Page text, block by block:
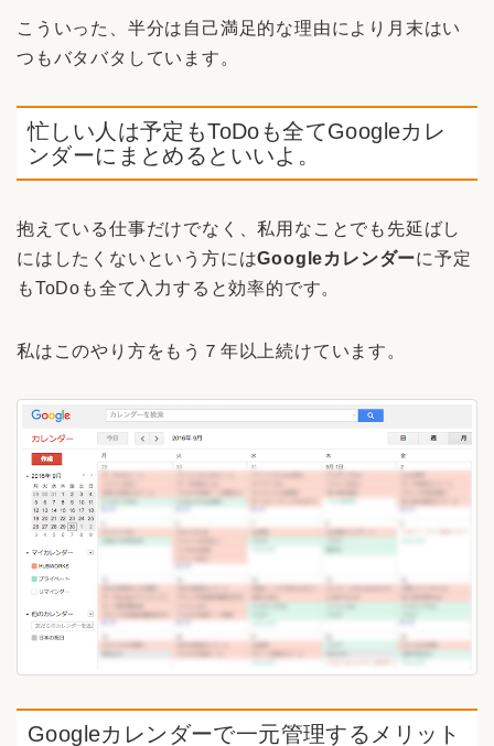
こういった、半分は自己満足的な理由により月末はい
つもバタバタしています。
忙しい人は予定もToDoも全てGoogleカレ
ンダーにまとめるといいよ。
抱えている仕事だけでなく、私用なことでも先延ばし
にはしたくないという方にはGoogleカレンダーに予定
もToDoも全て入力すると効率的です。
私はこのやり方をもう７年以上続けています。
Googleカレンダーで一元管理するメリット